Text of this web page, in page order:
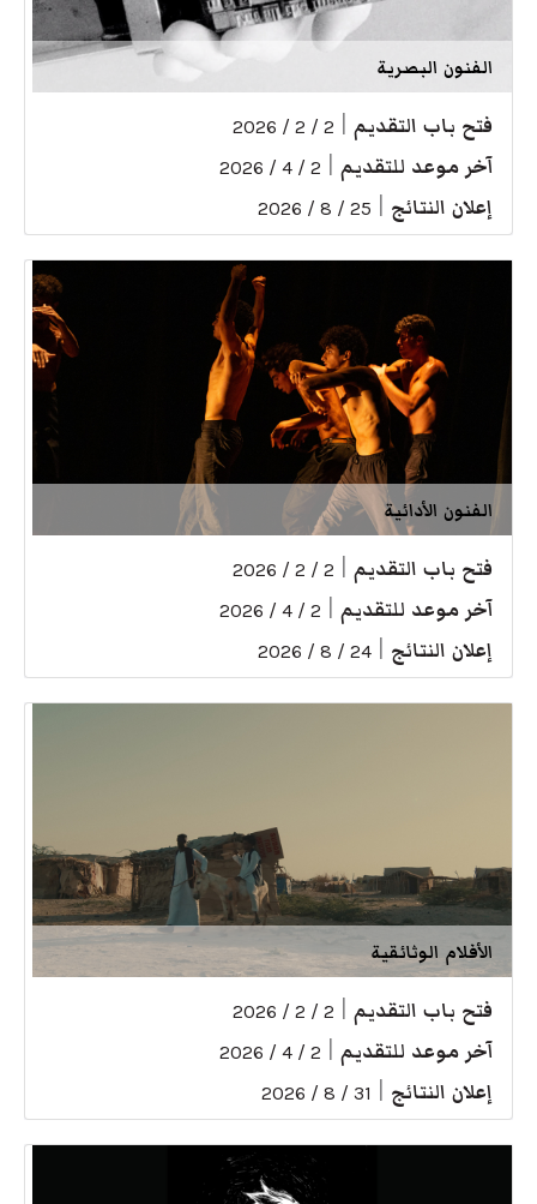
الفنون البصرية
فتح باب التقديم 2 / 2 / 2026
آخر موعد للتقديم 2 / 4 / 2026
إعلان النتائج 25 / 8 / 2026
الفنون الأدائية
فتح باب التقديم 2 / 2 / 2026
آخر موعد للتقديم 2 / 4 / 2026
إعلان النتائج 24 / 8 / 2026
الأفلام الوثائقية
فتح باب التقديم 2 / 2 / 2026
آخر موعد للتقديم 2 / 4 / 2026
إعلان النتائج 31 / 8 / 2026